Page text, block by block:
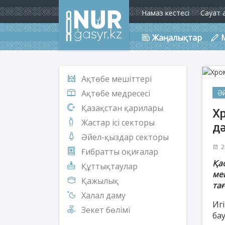
Намаз кестесі Сауат
Жаңалықтар
Ақтөбе мешіттері
Ақтөбе медресесі
Қазақстан қарилары
Жастар ісі секторы
Әйел-қыздар секторы
Ғибратты оқиғалар
Құттықтаулар
Қажылық
Халал даму
Зекет бөлімі